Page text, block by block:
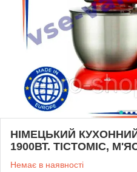
НІМЕЦЬКИЙ
1900ВТ. ТІСТОМІС,
Немає в наявності